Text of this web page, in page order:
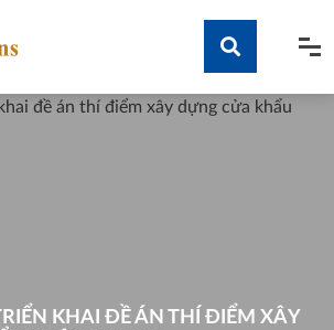
Tìm kiếm
KHAI ĐỀ ÁN THÍ ĐIỂM XÂY